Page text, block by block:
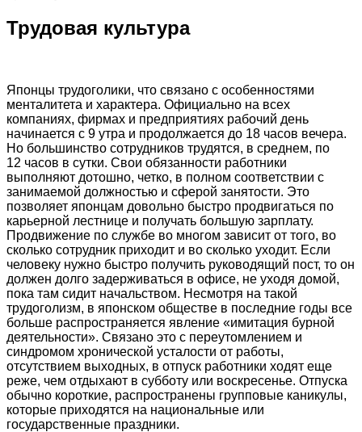
Трудовая культура
Японцы трудоголики, что связано с особенностями
менталитета и характера. Официально на всех
компаниях, фирмах и предприятиях рабочий день
начинается с 9 утра и продолжается до 18 часов вечера.
Но большинство сотрудников трудятся, в среднем, по
12 часов в сутки. Свои обязанности работники
выполняют дотошно, четко, в полном соответствии с
занимаемой должностью и сферой занятости. Это
позволяет японцам довольно быстро продвигаться по
карьерной лестнице и получать большую зарплату.
Продвижение по службе во многом зависит от того, во
сколько сотрудник приходит и во сколько уходит. Если
человеку нужно быстро получить руководящий пост, то он
должен долго задерживаться в офисе, не уходя домой,
пока там сидит начальством. Несмотря на такой
трудоголизм, в японском обществе в последние годы все
больше распространяется явление «имитация бурной
деятельности». Связано это с переутомлением и
синдромом хронической усталости от работы,
отсутствием выходных, в отпуск работники ходят еще
реже, чем отдыхают в субботу или воскресенье. Отпуска
обычно короткие, распространены групповые каникулы,
которые приходятся на национальные или
государственные праздники.